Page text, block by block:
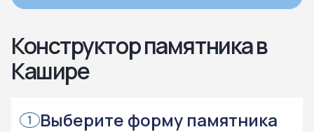
Конструктор памятника в
Кашире
1 Выберите форму памятника